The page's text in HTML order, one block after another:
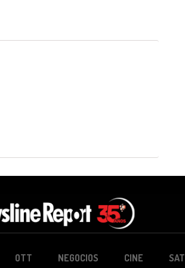
OTT NEGOCIOS CINE